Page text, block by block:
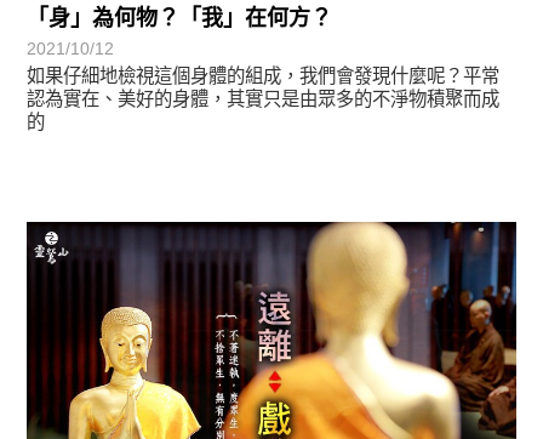
「身」為何物？「我」在何方？
2021/10/12
如果仔細地檢視這個身體的組成，我們會發現什麼呢？平常
認為實在、美好的身體，其實只是由眾多的不淨物積聚而成
的
圓滿覺-華嚴期